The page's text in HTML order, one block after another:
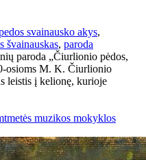
svainausko akys,
švainauskas, paroda
paroda „Čiurlionio pėdos,
osioms M. K. Čiurlionio
leistis į kelionę, kurioje
muzikos mokyklos